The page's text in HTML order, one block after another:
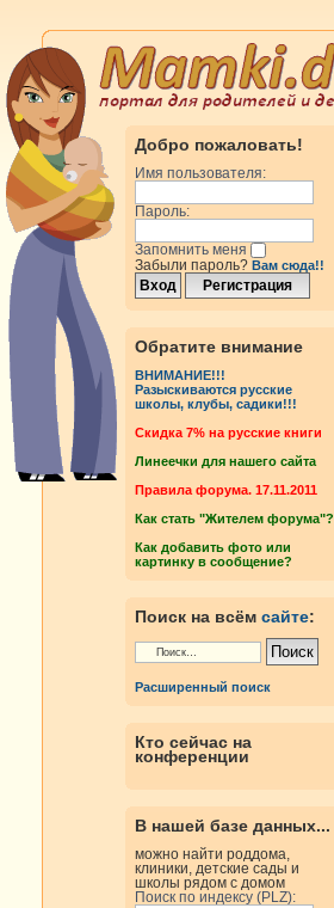
Добро пожаловать!
Имя пользователя:
Пароль:
Запомнить меня
Забыли пароль? Вам сюда!!
Обратите внимание
ВНИМАНИЕ!!!
Разыскиваются русские
школы, клубы, садики!!!
Cкидка 7% на русские книги
Линеечки для нашего сайта
Правила форума. 17.11.2011
Как стать "Жителем форума"?
Как добавить фото или
картинку в сообщение?
Поиск на всём сайте:
Расширенный поиск
Кто сейчас на
конференции
В нашей базе данных...
можно найти роддома,
клиники, детские сады и
школы рядом с домом
Поиск по индексу (PLZ):